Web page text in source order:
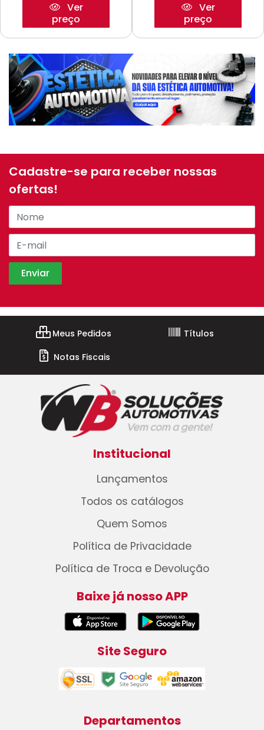
Ver
preço
Ver
preço
Cadastre-se para receber nossas
ofertas!
Meus Pedidos
Títulos
Notas Fiscais
Institucional
Lançamentos
Todos os catálogos
Quem Somos
Política de Privacidade
Política de Troca e Devolução
Baixe já nosso APP
Site Seguro
Departamentos